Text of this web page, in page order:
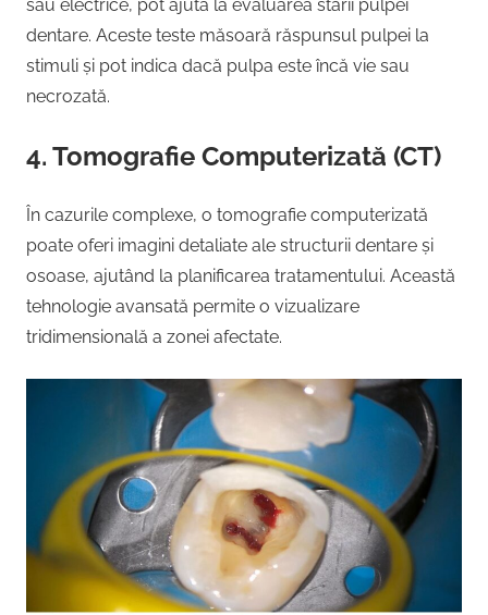
sau electrice, pot ajuta la evaluarea stării pulpei
dentare. Aceste teste măsoară răspunsul pulpei la
stimuli și pot indica dacă pulpa este încă vie sau
necrozată.
4. Tomografie Computerizată (CT)
În cazurile complexe, o tomografie computerizată
poate oferi imagini detaliate ale structurii dentare și
osoase, ajutând la planificarea tratamentului. Această
tehnologie avansată permite o vizualizare
tridimensională a zonei afectate.